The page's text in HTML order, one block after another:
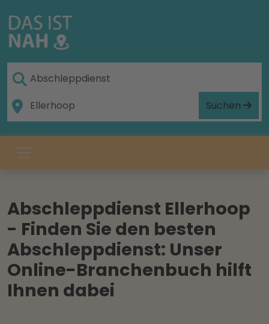
Suchen
Abschleppdienst Ellerhoop
- Finden Sie den besten
Abschleppdienst: Unser
Online-Branchenbuch hilft
Ihnen dabei